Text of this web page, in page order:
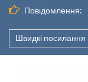
Повідомлення:
Швидкі посилання